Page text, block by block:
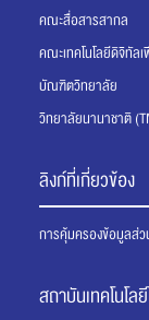
คณะสื่อสารสากล
คณะเทคโนโลยีดิจิทัล
บัณฑิตวิทยาลัย
วิทยาลัยนานาชาติ
ลิงก์ที่เกี่ยวข้อง
การคุ้มครองข้อมูลส่
สถาบันเทคโนโ